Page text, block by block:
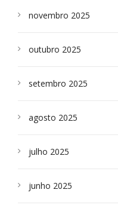
novembro 2025
outubro 2025
setembro 2025
agosto 2025
julho 2025
junho 2025